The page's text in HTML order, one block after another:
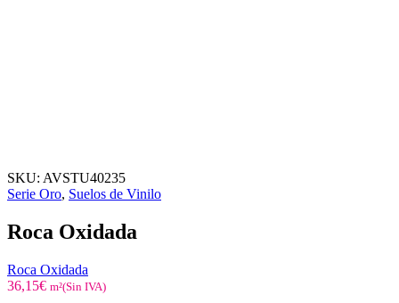
SKU: AVSTU40235
Serie Oro, Suelos de Vinilo
Roca Oxidada
Roca Oxidada
36,15€ m²(Sin IVA)